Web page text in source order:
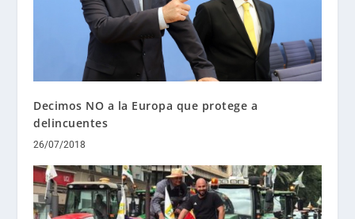
Decimos NO a la Europa que protege a
delincuentes
26/07/2018